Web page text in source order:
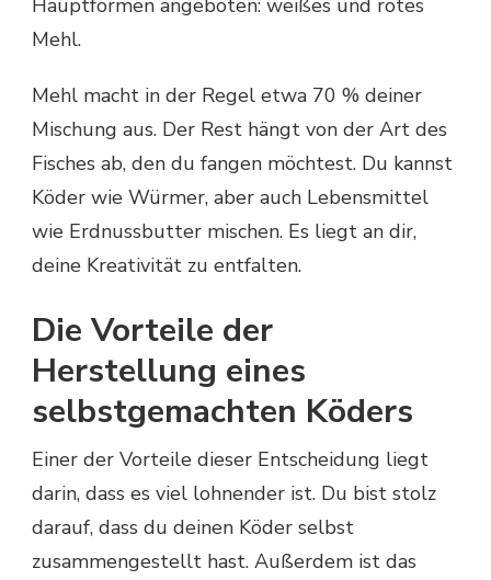
Mehl.
Mehl macht in der Regel etwa 70 % deiner
Mischung aus. Der Rest hängt von der Art des
Fisches ab, den du fangen möchtest. Du kannst
Köder wie Würmer, aber auch Lebensmittel
wie Erdnussbutter mischen. Es liegt an dir,
deine Kreativität zu entfalten.
Die Vorteile der
Herstellung eines
selbstgemachten Köders
Einer der Vorteile dieser Entscheidung liegt
darin, dass es viel lohnender ist. Du bist stolz
darauf, dass du deinen Köder selbst
zusammengestellt hast. Außerdem ist das